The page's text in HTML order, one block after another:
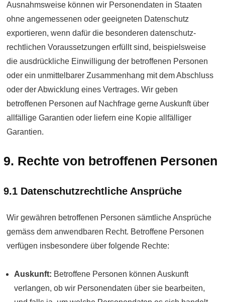
Ausnahms­weise können wir Personen­daten in Staaten
ohne angemessenen oder geeigneten Daten­schutz
exportieren, wenn dafür die besonderen daten­schutz­
rechtlichen Voraus­setzungen erfüllt sind, beispiels­weise
die aus­drückliche Ein­willigung der betroffenen Personen
oder ein unmittelbarer Zusammen­hang mit dem Abschluss
oder der Abwicklung eines Vertrages. Wir geben
betroffenen Personen auf Nachfrage gerne Aus­kunft über
all­fällige Garantien oder liefern eine Kopie all­fälliger
Garantien.
9. Rechte von betroffenen Personen
9.1 Daten­schutz­rechtliche Ansprüche
Wir gewähren betroffenen Personen sämt­liche Ansprüche
gemäss dem anwendbaren Recht. Betroffene Personen
verfügen insbesondere über folgende Rechte:
Auskunft: Betroffene Personen können Auskunft
verlangen, ob wir Personen­daten über sie bearbeiten,